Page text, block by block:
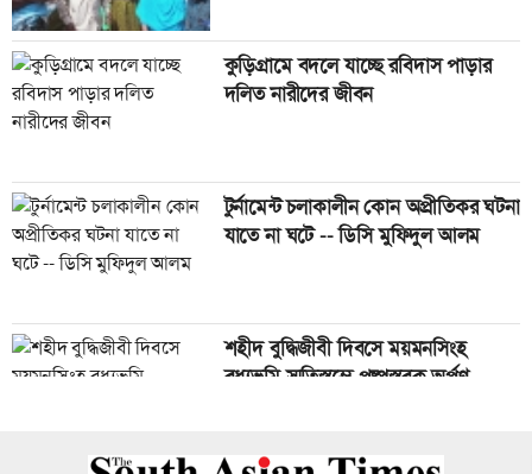
গণমাধ্যম এখনো স্বাধীন নয়’ বাগেরহাটে
বাগেরহাটে অবশেষে কারণ দর্শানোর
নোটিশ করা হয়েছে সেই বিদ্যালয় দুটির
রাষ্ট্রপতি নির্বাচনের ভোট গ্রহণ ২০ আগস্ট
কুড়িগ্রামে বদলে যাচ্ছে রবিদাস পাড়ার
দলিত নারীদের জীবন
টুর্নামেন্ট চলাকালীন কোন অপ্রীতিকর ঘটনা
যাতে না ঘটে -- ডিসি মুফিদুল আলম
শহীদ বুদ্ধিজীবী দিবসে ময়মনসিংহ
বধ্যভূমি স্মৃতিস্তম্ভে পুষ্পস্তবক অর্পণ